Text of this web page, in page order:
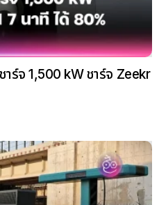
ร์จ 1,500 kW ชาร์จ Zeekr